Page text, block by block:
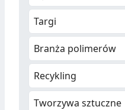
Targi
Branża polimerów
Recykling
Tworzywa sztuczne